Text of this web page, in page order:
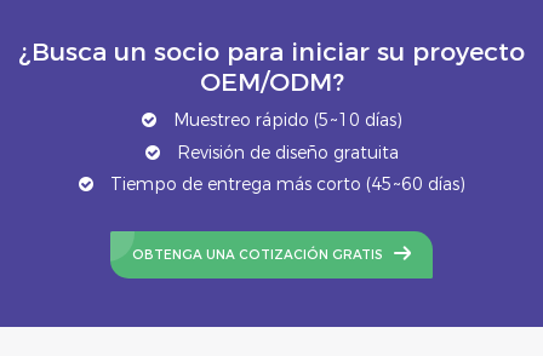
¿Busca un socio para iniciar su proyecto
OEM/ODM?
Muestreo rápido (5~10 días)
Revisión de diseño gratuita
Tiempo de entrega más corto (45~60 días)
OBTENGA UNA COTIZACIÓN GRATIS